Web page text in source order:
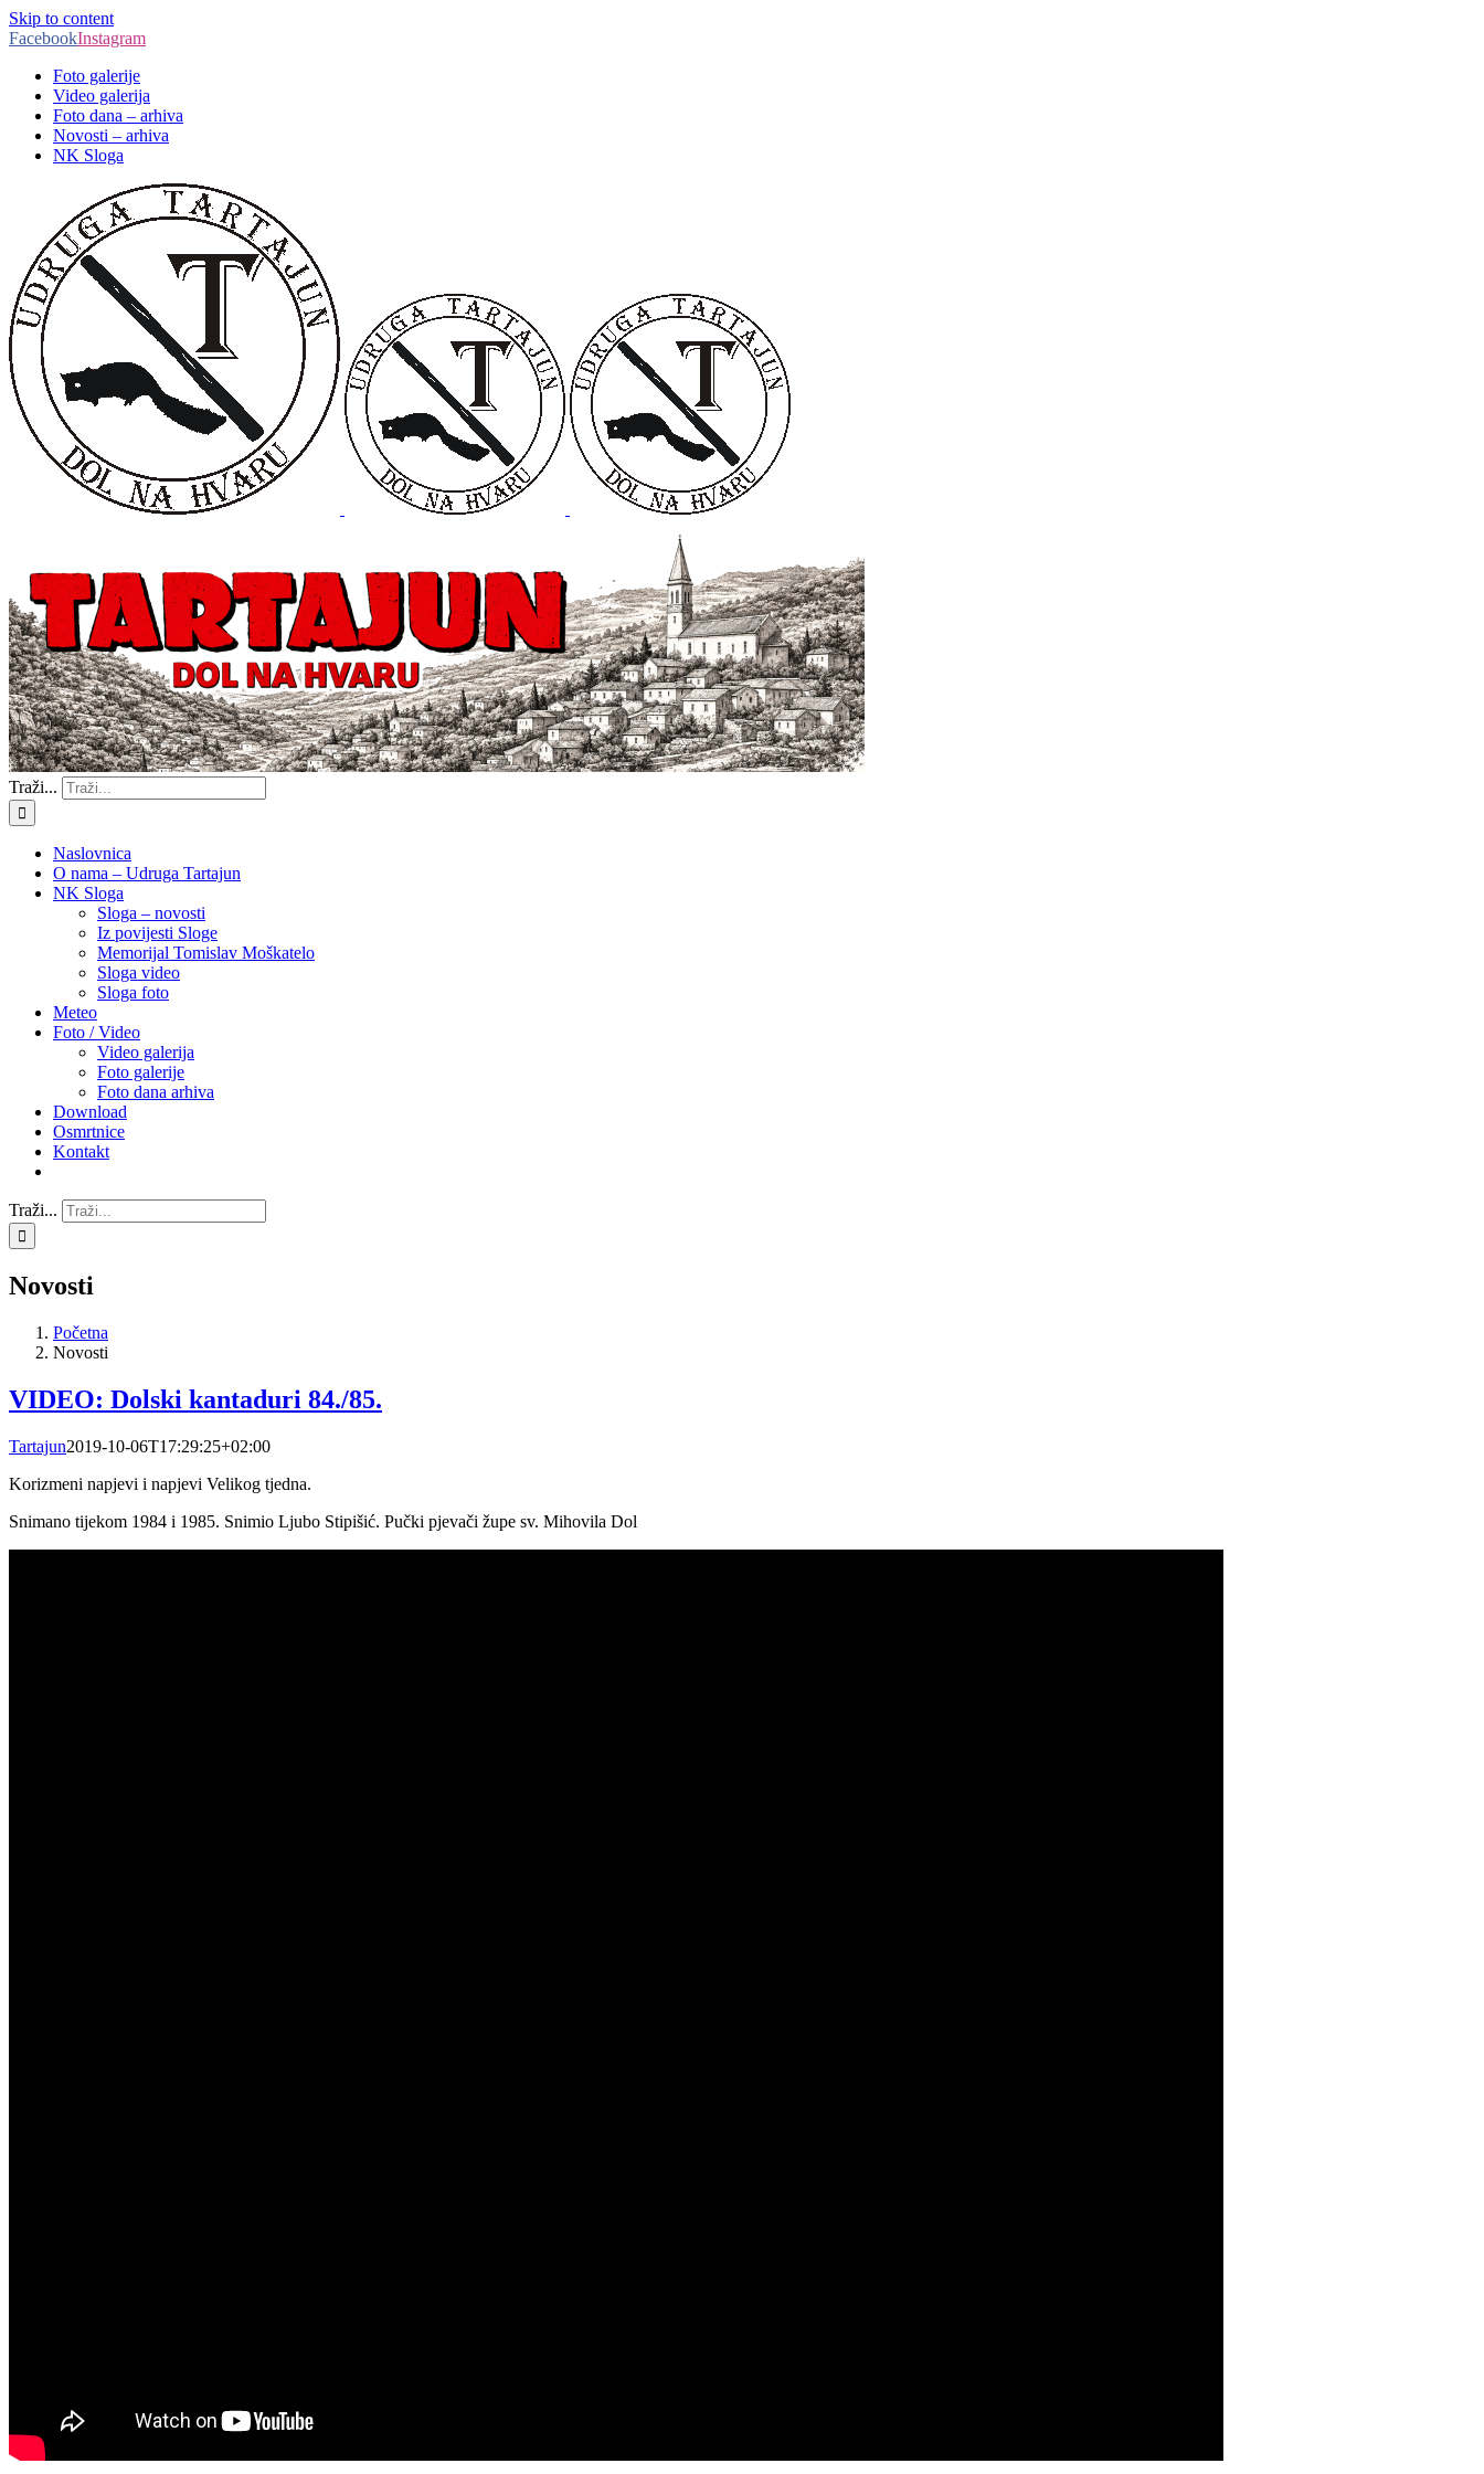
Skip to content
FacebookInstagram
Foto galerije
Video galerija
Foto dana – arhiva
Novosti – arhiva
NK Sloga
Traži...
Naslovnica
O nama – Udruga Tartajun
NK Sloga
Sloga – novosti
Iz povijesti Sloge
Memorijal Tomislav Moškatelo
Sloga video
Sloga foto
Meteo
Foto / Video
Video galerija
Foto galerije
Foto dana arhiva
Download
Osmrtnice
Kontakt
Traži...
Novosti
Početna
Novosti
VIDEO: Dolski kantaduri 84./85.
Tartajun2019-10-06T17:29:25+02:00
Korizmeni napjevi i napjevi Velikog tjedna.
Snimano tijekom 1984 i 1985. Snimio Ljubo Stipišić. Pučki pjevači župe sv. Mihovila Dol